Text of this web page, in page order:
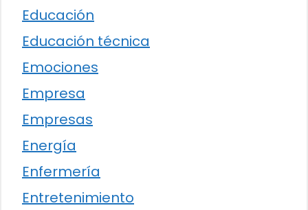
Educación
Educación técnica
Emociones
Empresa
Empresas
Energía
Enfermería
Entretenimiento